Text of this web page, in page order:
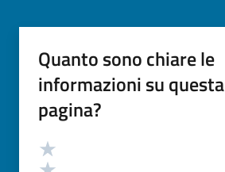
Quanto sono chiare le
informazioni su questa
pagina?
Valutazione